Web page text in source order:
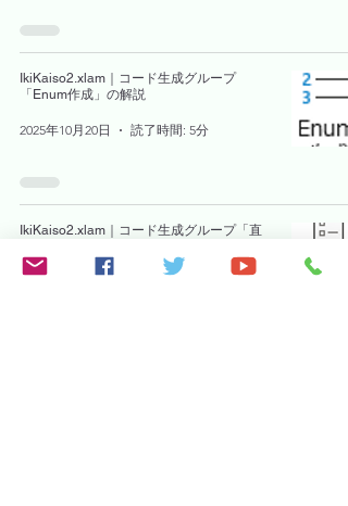
IkiKaiso2.xlam｜コード生成グループ
「Enum作成」の解説
2025年10月20日 読了時間: 5分
IkiKaiso2.xlam｜コード生成グループ「直
2025年10月19日 読了時間: 3分